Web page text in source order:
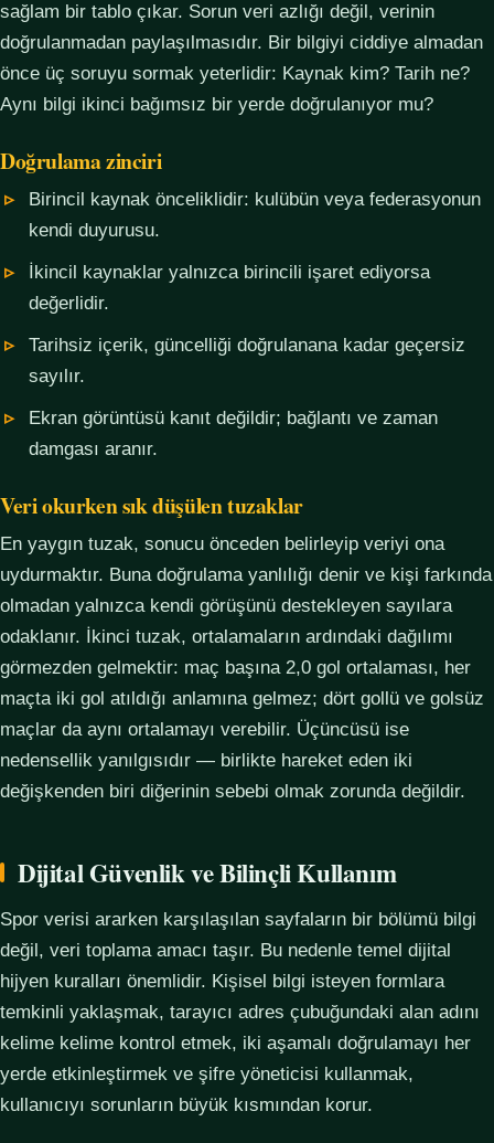
sağlam bir tablo çıkar. Sorun veri azlığı değil, verinin
doğrulanmadan paylaşılmasıdır. Bir bilgiyi ciddiye almadan
önce üç soruyu sormak yeterlidir: Kaynak kim? Tarih ne?
Aynı bilgi ikinci bağımsız bir yerde doğrulanıyor mu?
Doğrulama zinciri
Birincil kaynak önceliklidir: kulübün veya federasyonun
kendi duyurusu.
İkincil kaynaklar yalnızca birincili işaret ediyorsa
değerlidir.
Tarihsiz içerik, güncelliği doğrulanana kadar geçersiz
sayılır.
Ekran görüntüsü kanıt değildir; bağlantı ve zaman
damgası aranır.
Veri okurken sık düşülen tuzaklar
En yaygın tuzak, sonucu önceden belirleyip veriyi ona
uydurmaktır. Buna doğrulama yanlılığı denir ve kişi farkında
olmadan yalnızca kendi görüşünü destekleyen sayılara
odaklanır. İkinci tuzak, ortalamaların ardındaki dağılımı
görmezden gelmektir: maç başına 2,0 gol ortalaması, her
maçta iki gol atıldığı anlamına gelmez; dört gollü ve golsüz
maçlar da aynı ortalamayı verebilir. Üçüncüsü ise
nedensellik yanılgısıdır — birlikte hareket eden iki
değişkenden biri diğerinin sebebi olmak zorunda değildir.
Dijital Güvenlik ve Bilinçli Kullanım
Spor verisi ararken karşılaşılan sayfaların bir bölümü bilgi
değil, veri toplama amacı taşır. Bu nedenle temel dijital
hijyen kuralları önemlidir. Kişisel bilgi isteyen formlara
temkinli yaklaşmak, tarayıcı adres çubuğundaki alan adını
kelime kelime kontrol etmek, iki aşamalı doğrulamayı her
yerde etkinleştirmek ve şifre yöneticisi kullanmak,
kullanıcıyı sorunların büyük kısmından korur.